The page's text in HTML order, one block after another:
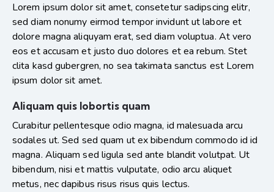
Lorem ipsum dolor sit amet, consetetur sadipscing elitr,
sed diam nonumy eirmod tempor invidunt ut labore et
dolore magna aliquyam erat, sed diam voluptua. At vero
eos et accusam et justo duo dolores et ea rebum. Stet
clita kasd gubergren, no sea takimata sanctus est Lorem
ipsum dolor sit amet.
Aliquam quis lobortis quam
Curabitur pellentesque odio magna, id malesuada arcu
sodales ut. Sed sed quam ut ex bibendum commodo id id
magna. Aliquam sed ligula sed ante blandit volutpat. Ut
bibendum, nisi et mattis vulputate, odio arcu aliquet
metus, nec dapibus risus risus quis lectus.